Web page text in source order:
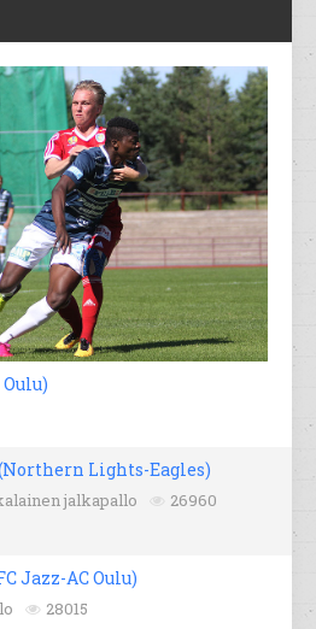
Oulu)
(Northern Lights-Eagles)
jalkapallo 26960
Jazz-AC Oulu)
28015